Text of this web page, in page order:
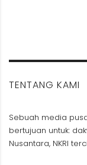
TENTANG KAMI
Sebuah media
bertujuan untuk:
Nusantara, NKRI